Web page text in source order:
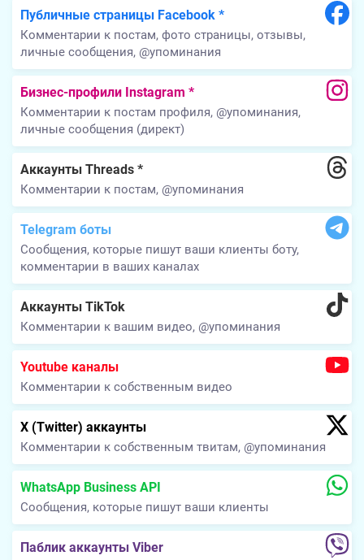
Публичные страницы Facebook *
Комментарии к постам, фото страницы, отзывы,
личные сообщения, @упоминания
Бизнес-профили Instagram *
Комментарии к постам профиля, @упоминания,
личные сообщения (директ)
Аккаунты Threads *
Комментарии к постам, @упоминания
Telegram боты
Сообщения, которые пишут ваши клиенты боту,
комментарии в ваших каналах
Аккаунты TikTok
Комментарии к вашим видео, @упоминания
Youtube каналы
Комментарии к собственным видео
X (Twitter) аккаунты
Комментарии к собственным твитам, @упоминания
WhatsApp Business API
Сообщения, которые пишут ваши клиенты
Паблик аккаунты Viber